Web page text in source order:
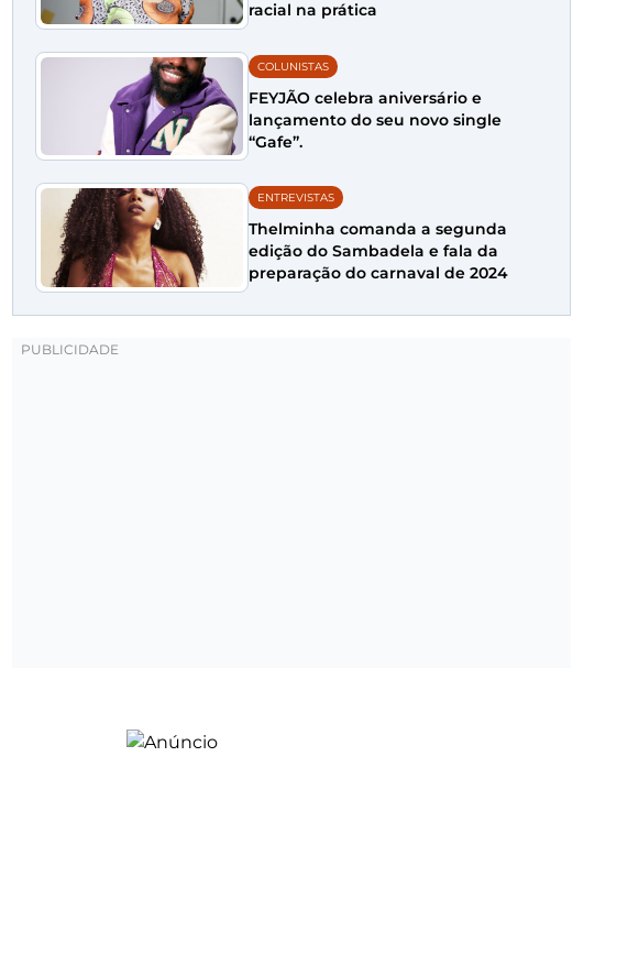
racial na prática
COLUNISTAS
FEYJÃO celebra aniversário e
lançamento do seu novo single
“Gafe”.
ENTREVISTAS
Thelminha comanda a segunda
edição do Sambadela e fala da
preparação do carnaval de 2024